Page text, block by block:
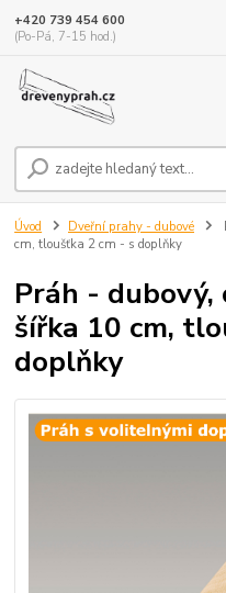
+420 739 454 600
(Po-Pá, 7-15 hod.)
Úvod Dveřní prahy - dubové
cm, tloušťka 2 cm - s doplňky
Práh - dubový,
šířka 10 cm,
doplňky